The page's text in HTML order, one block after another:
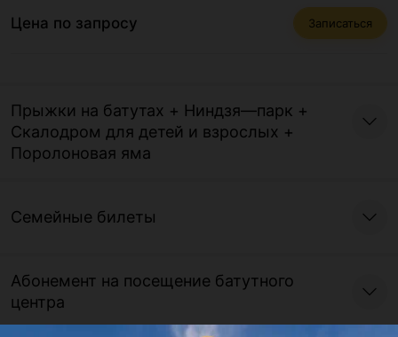
Цена по запросу
Записаться
Прыжки на батутах + Ниндзя—парк +
Cкалодром для детей и взрослых +
Поролоновая яма
Семейные билеты
Абонемент на посещение батутного
центра